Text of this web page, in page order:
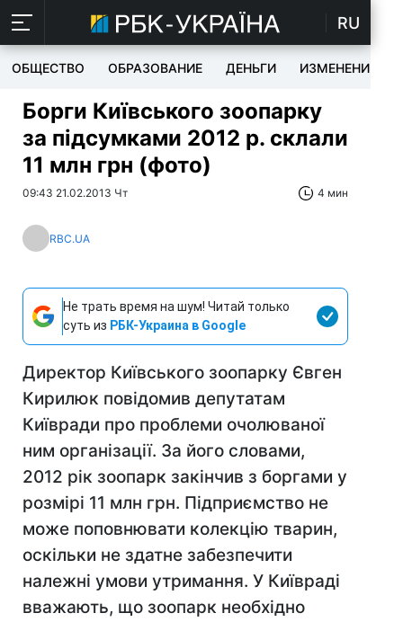
RU
ОБЩЕСТВО ОБРАЗОВАНИЕ ДЕНЬГИ ИЗМЕНЕНИЯ
Борги Київського зоопарку
за підсумками 2012 р. склали
11 млн грн (фото)
09:43 21.02.2013 Чт 4 мин
RBC.UA
Не трать время на шум! Читай только
суть из РБК-Украина в Google
Директор Київського зоопарку Євген
Кирилюк повідомив депутатам
Київради про проблеми очолюваної
ним організації. За його словами,
2012 рік зоопарк закінчив з боргами у
розмірі 11 млн грн. Підприємство не
може поповнювати колекцію тварин,
оскільки не здатне забезпечити
належні умови утримання. У Київраді
вважають, що зоопарк необхідно